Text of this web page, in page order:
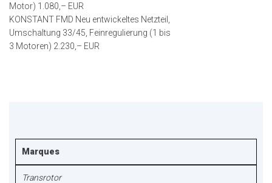
Motor) 1.080,– EUR
KONSTANT FMD Neu entwickeltes Netzteil,
Umschaltung 33/45, Feinregulierung (1 bis
3 Motoren) 2.230,– EUR
Marques
Transrotor